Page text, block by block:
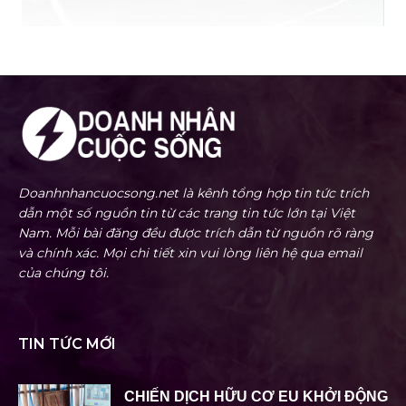
Doanhnhancuocsong.net là kênh tổng hợp tin tức trích
dẫn một số nguồn tin từ các trang tin tức lớn tại Việt
Nam. Mỗi bài đăng đều được trích dẫn từ nguồn rõ ràng
và chính xác. Mọi chi tiết xin vui lòng liên hệ qua email
của chúng tôi.
TIN TỨC MỚI
CHIẾN DỊCH HỮU CƠ EU KHỞI ĐỘNG